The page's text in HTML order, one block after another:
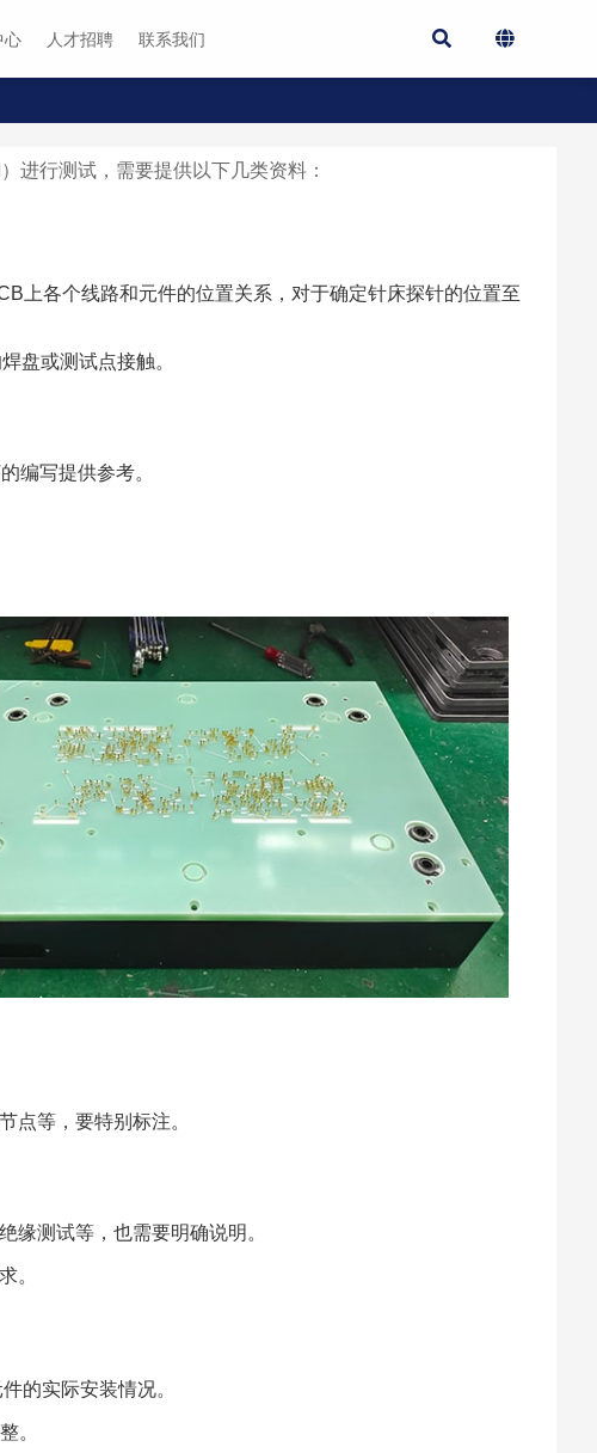
心 人才招聘 联系我们
进行测试，需要提供以下几类资料：
上各个线路和元件的位置关系，对于确定针床探针的位置至
盘或测试点接触。
编写提供参考。
点等，要特别标注。
缘测试等，也需要明确说明。
。
的实际安装情况。
。